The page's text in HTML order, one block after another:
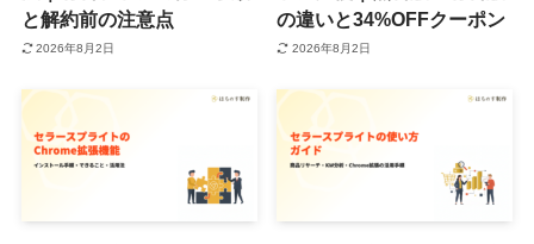
と解約前の注意点
2026年8月2日
の違いと34%OFFクーポン
2026年8月2日